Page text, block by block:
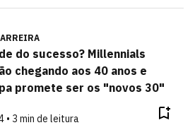
do sucesso? Millennials
chegando aos 40 anos e
promete ser os "novos 30"
• 3 min de leitura